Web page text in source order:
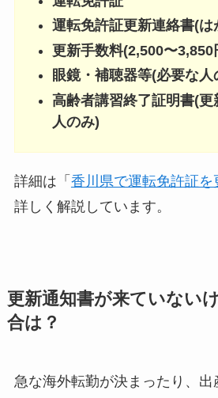
運転免許証更新連絡書(は
更新手数料(2,500〜3,850
眼鏡・補聴器等(必要な人
高齢者講習終了証明書(
人のみ)
詳細は「 香川県で運転免許証を
詳しく解説しています。
更新通知書が来ていない
合は？
急な海外転勤が決まったり、出